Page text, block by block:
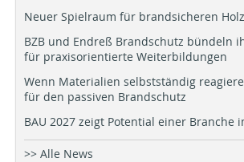
Neuer Spielraum für brandsicheren
BZB und Endreß Brandschutz bündeln
für praxisorientierte Weiterbildungen
Wenn Materialien selbstständig
für den passiven Brandschutz
BAU 2027 zeigt Potential einer Branche
>> Alle News